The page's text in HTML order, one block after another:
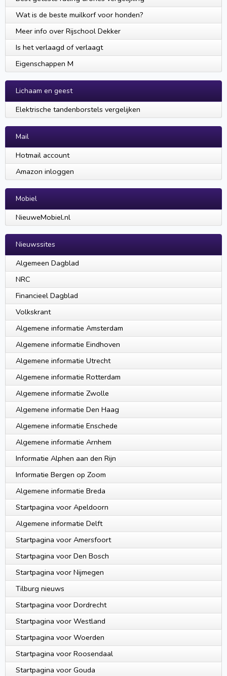
Wat is de beste muilkorf voor honden?
Meer info over Rijschool Dekker
Is het verlaagd of verlaagt
Eigenschappen M
Lichaam en geest
Elektrische tandenborstels vergelijken
Mail
Hotmail account
Amazon inloggen
Mobiel
NieuweMobiel.nl
Nieuwssites
Algemeen Dagblad
NRC
Financieel Dagblad
Volkskrant
Algemene informatie Amsterdam
Algemene informatie Eindhoven
Algemene informatie Utrecht
Algemene informatie Rotterdam
Algemene informatie Zwolle
Algemene informatie Den Haag
Algemene informatie Enschede
Algemene informatie Arnhem
Informatie Alphen aan den Rijn
Informatie Bergen op Zoom
Algemene informatie Breda
Startpagina voor Apeldoorn
Algemene informatie Delft
Startpagina voor Amersfoort
Startpagina voor Den Bosch
Startpagina voor Nijmegen
Tilburg nieuws
Startpagina voor Dordrecht
Startpagina voor Westland
Startpagina voor Woerden
Startpagina voor Roosendaal
Startpagina voor Gouda